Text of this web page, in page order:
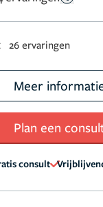
26 ervaringen
Meer
Plan een
consult